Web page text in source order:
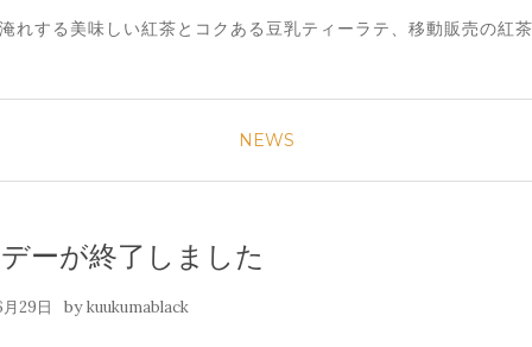
れする美味しい紅茶とコクある豆乳ティーラテ、移動販売の紅
NEWS
ーが終了しました
29日 bykuukumablack